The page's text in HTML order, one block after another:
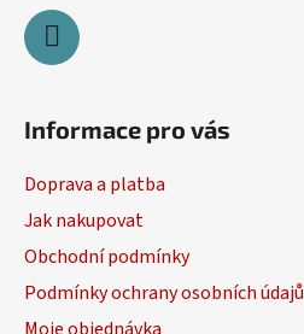
Informace pro vás
Doprava a platba
Jak nakupovat
Obchodní podmínky
Podmínky ochrany osobních údajů